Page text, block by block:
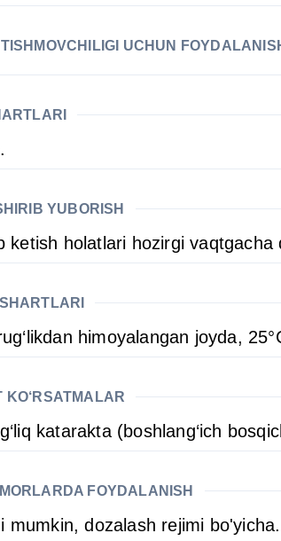
UCHUN
YUBORISH
ketish holatlari hozirgi vaqtgacha
himoyalangan joyda,
KO‘RSATMALAR
katarakta (boshlang‘ich
FOYDALANISH
mumkin, dozalash rejimi bo'yicha.